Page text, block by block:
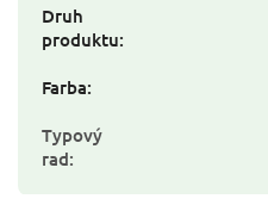
Druh
produktu:
Farba:
Typový
rad: